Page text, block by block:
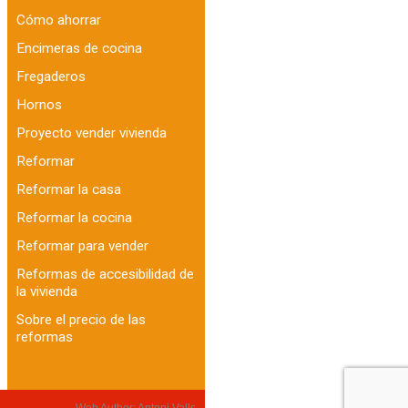
Cómo ahorrar
Encimeras de cocina
Fregaderos
Hornos
Proyecto vender vivienda
Reformar
Reformar la casa
Reformar la cocina
Reformar para vender
Reformas de accesibilidad de
la vivienda
Sobre el precio de las
reformas